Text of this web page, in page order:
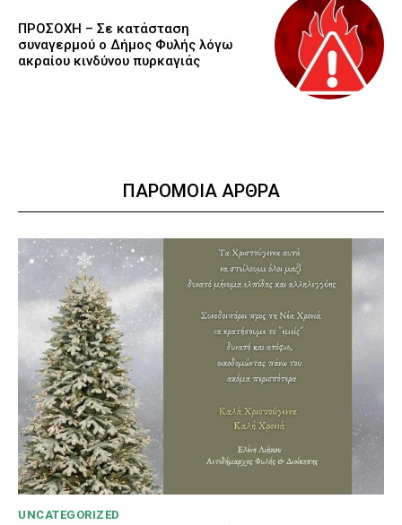
ΠΡΟΣΟΧΗ – Σε κατάσταση
συναγερμού ο Δήμος Φυλής λόγω
ακραίου κινδύνου πυρκαγιάς
ΠΑΡΟΜΟΙΑ ΑΡΘΡΑ
UNCATEGORIZED